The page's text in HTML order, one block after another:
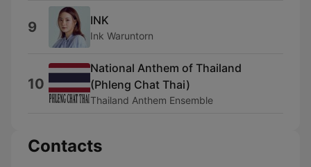
9 INK
Ink Waruntorn
10
National Anthem of Thailand
(Phleng Chat Thai)
Thailand Anthem Ensemble
Contacts